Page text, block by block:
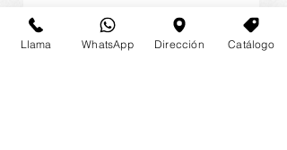
Llama WhatsApp Dirección Catálogo